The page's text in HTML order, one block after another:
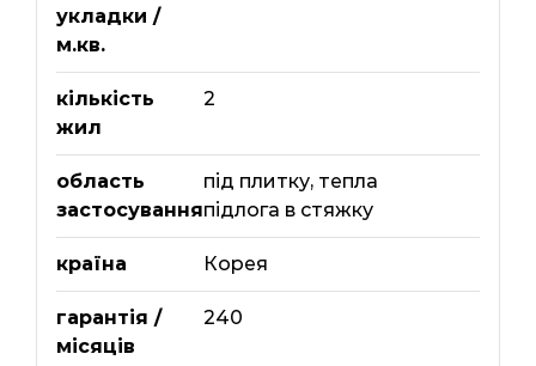
укладки /
м.кв.
кількість
жил
2
область
застосування
під плитку, тепла
підлога в стяжку
країна Корея
гарантія /
місяців
240